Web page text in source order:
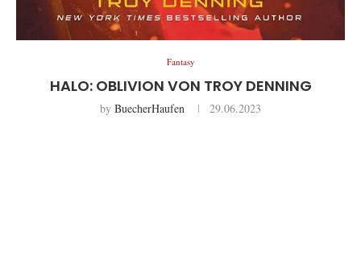
Fantasy
HALO: OBLIVION VON TROY DENNING
by BuecherHaufen 29.06.2023